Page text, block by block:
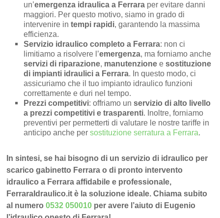
un’emergenza idraulica a Ferrara per evitare danni
maggiori. Per questo motivo, siamo in grado di
intervenire intempi rapidi, garantendo la massima
efficienza.
Servizio idraulico completo a Ferrara: non ci
limitiamo a risolvere l’emergenza, ma forniamo anche
servizi di riparazione, manutenzione esostituzione
di impianti idraulici a Ferrara. In questo modo, ci
assicuriamo che il tuo impianto idraulico funzioni
correttamente e duri nel tempo.
Prezzi competitivi: offriamo unservizio di alto livello
a prezzi competitivi e trasparenti. Inoltre, forniamo
preventivi per permetterti di valutare le nostre tariffe in
anticipo anche persostituzione serratura a Ferrara.
In sintesi, se hai bisogno di un servizio di idraulico per
scarico gabinetto Ferrara o di pronto intervento
idraulico a Ferrara affidabile e professionale,
FerraraIdraulico.it è la soluzione ideale. Chiama subito
al numero0532 050010 per avere l’aiuto di Eugenio